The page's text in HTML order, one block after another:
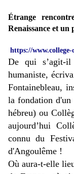
Étrange
Renaissance et un
https://
De qui s’agit-
humaniste,
Fontainebleau,
la fondation d'un
hébreu) ou
aujourd’hui
connu du
d'Angoulême !
Où aura-t-elle